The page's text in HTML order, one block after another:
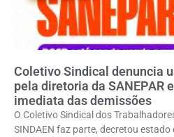
Coletivo Sindical denuncia
pela diretoria da SANEPAR
imediata das demissões
O Coletivo Sindical dos
SINDAEN faz parte, decretou